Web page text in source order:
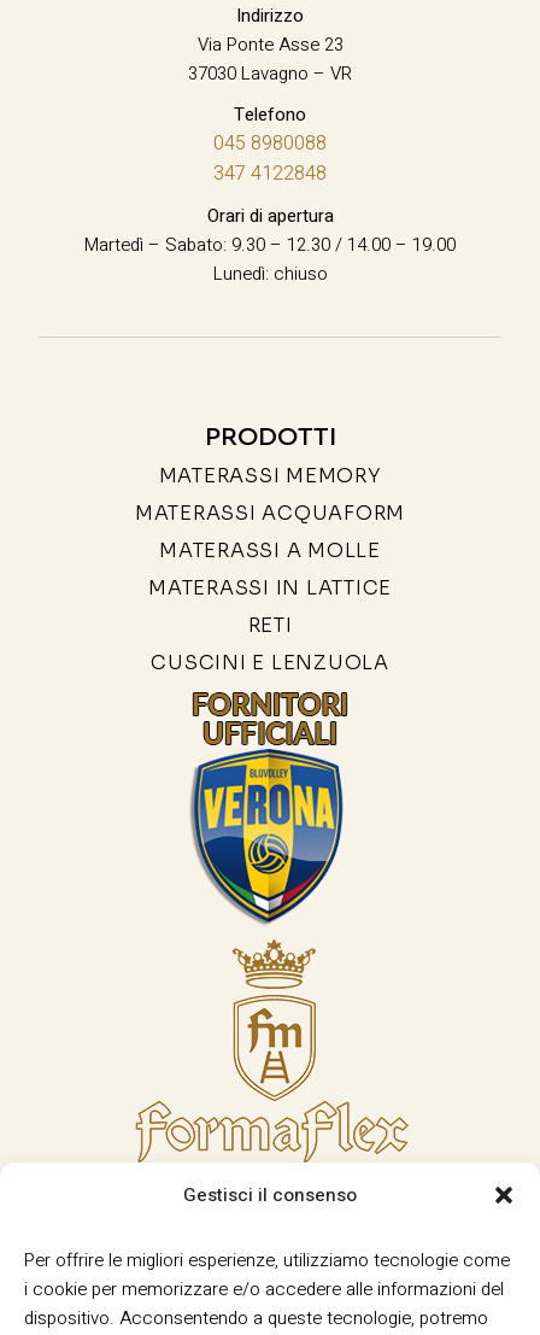
Gestisci il consenso
Per offrire le migliori esperienze, utilizziamo tecnologie come
i cookie per memorizzare e/o accedere alle informazioni del
dispositivo. Acconsentendo a queste tecnologie, potremo
Indirizzo
Via Ponte Asse 23
37030 Lavagno – VR
Telefono
045 8980088
347 4122848
Orari di apertura
Martedì – Sabato: 9.30 – 12.30 / 14.00 – 19.00
Lunedì: chiuso
PRODOTTI
MATERASSI MEMORY
MATERASSI ACQUAFORM
MATERASSI A MOLLE
MATERASSI IN LATTICE
RETI
CUSCINI E LENZUOLA